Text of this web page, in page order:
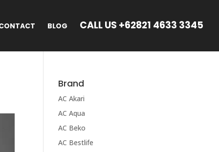
BLOG CALL US +62821 4633 3345
Brand
AC Akari
AC Aqua
AC Beko
AC Bestlife